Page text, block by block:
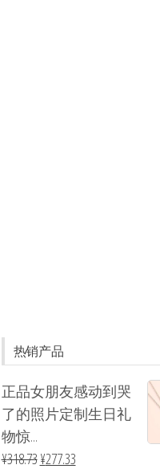
热销产品
正品女朋友感动到哭
了的照片定制生日礼
物惊...
¥318.73¥277.33